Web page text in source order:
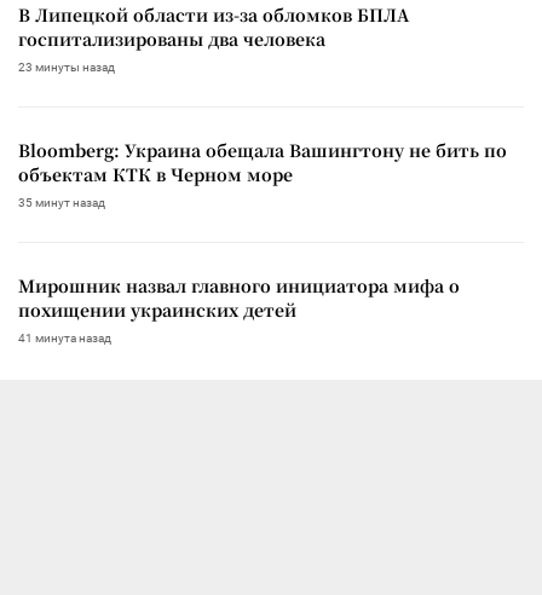
В Липецкой области из-за обломков БПЛА
госпитализированы два человека
23 минуты назад
Bloomberg: Украина обещала Вашингтону не бить по
объектам КТК в Черном море
35 минут назад
Мирошник назвал главного инициатора мифа о
похищении украинских детей
41 минута назад